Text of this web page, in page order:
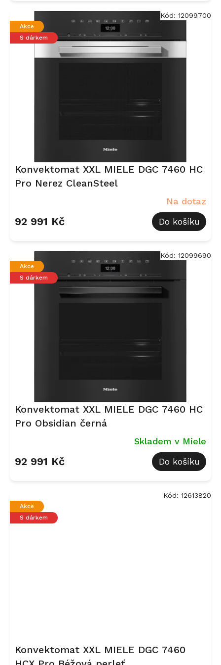
Akce
S dárkem
Konvektomat XXL MIELE DGC 7460 HC
Pro Nerez CleanSteel
Na dotaz
92 991 Kč Do košíku
Kód: 12099700
Akce
S dárkem
Konvektomat XXL MIELE DGC 7460 HC
Pro Obsidian černá
Skladem v Miele
92 991 Kč Do košíku
Kód: 12099690
Akce
S dárkem
Konvektomat XXL MIELE DGC 7460
Kód: 12613820